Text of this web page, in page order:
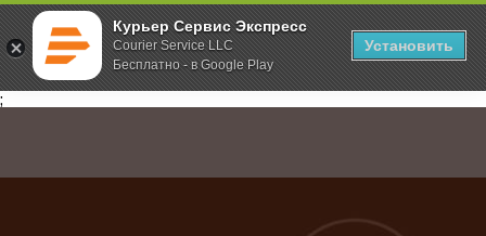
Курьер Сервис Экспресс
Courier Service LLC
Бесплатно - в Google Play
Установить
;
Главная О компании Новости График работы офисов "КСЭ" в